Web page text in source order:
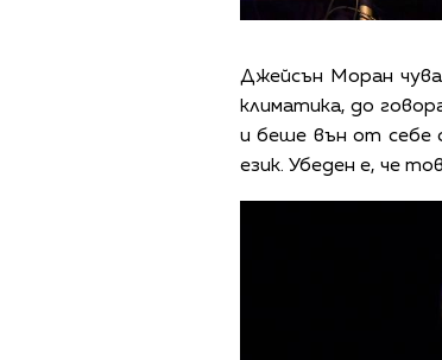
Джейсън Моран
климатика, до
и беше вън от себе
език. Убеден е, че